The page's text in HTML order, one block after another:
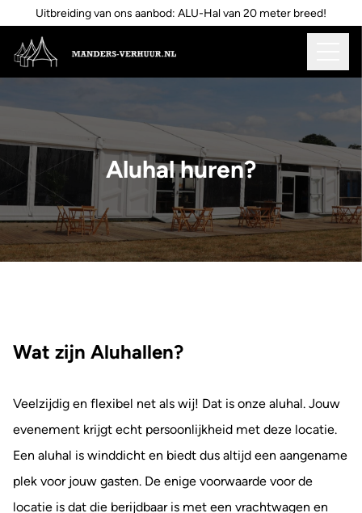
Uitbreiding van ons aanbod: ALU-Hal van 20 meter breed!
Aluhal huren?
Wat zijn Aluhallen?
Veelzijdig en flexibel net als wij! Dat is onze aluhal. Jouw
evenement krijgt echt persoonlijkheid met deze locatie.
Een aluhal is winddicht en biedt dus altijd een aangename
plek voor jouw gasten. De enige voorwaarde voor de
locatie is dat die berijdbaar is met een vrachtwagen en